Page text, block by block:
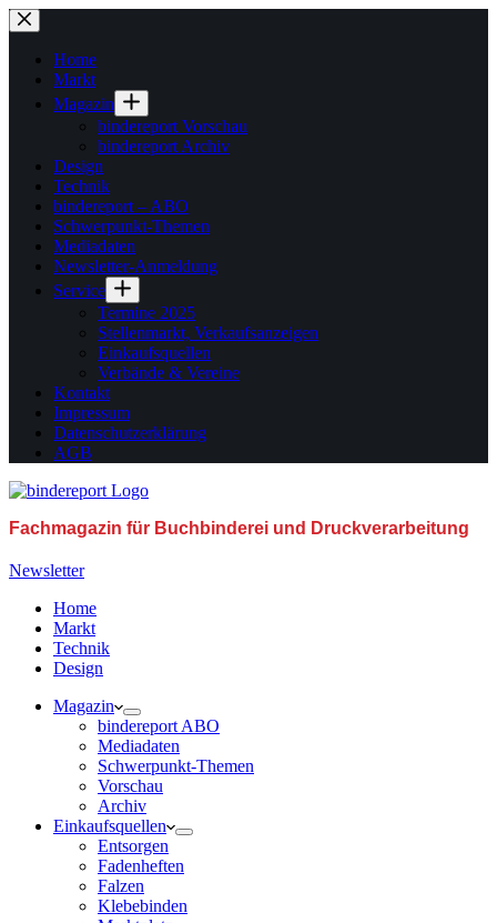
Zum
Inhalt
springenHome
Markt
Magazin
bindereport Vorschau
bindereport Archiv
Design
Technik
bindereport – ABO
Schwerpunkt-Themen
Mediadaten
Newsletter-Anmeldung
Service
Termine 2025
Stellenmarkt, Verkaufsanzeigen
Einkaufsquellen
Verbände & Vereine
Kontakt
Impressum
Datenschutzerklärung
AGB
Fachmagazin für Buchbinderei und Druckverarbeitung
Newsletter
Home
Markt
Technik
Design
Magazin
bindereport ABO
Mediadaten
Schwerpunkt-Themen
Vorschau
Archiv
Einkaufsquellen
Entsorgen
Fadenheften
Falzen
Klebebinden